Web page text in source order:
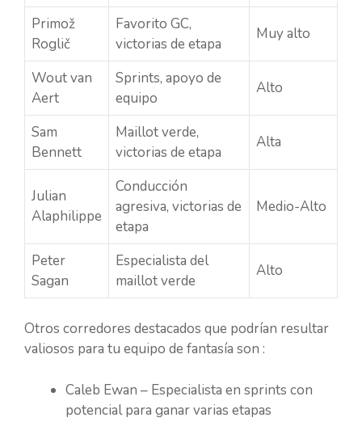
Primož
Roglič
Favorito GC,
victorias de etapa
Muy alto
Wout van
Aert
Sprints, apoyo de
equipo
Alto
Sam
Bennett
Maillot verde,
victorias de etapa
Alta
Julian
Alaphilippe
Conducción
agresiva, victorias de
etapa
Medio-Alto
Peter
Sagan
Especialista del
maillot verde
Alto
Otros corredores destacados que podrían resultar
valiosos para tu equipo de fantasía son :
Caleb Ewan – Especialista en sprints con
potencial para ganar varias etapas